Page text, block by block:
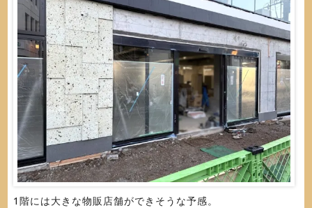
1階には大きな物販店舗ができそうな予感。